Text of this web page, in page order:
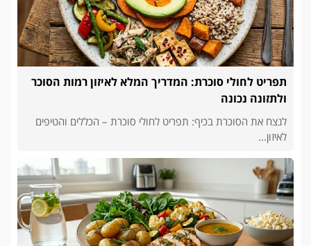
תפריט לחולי סוכרת: המדריך המלא לאיזון רמות הסוכר
ולתזונה נכונה
לנצח את הסוכרת בכיף: תפריט לחולי סוכרת – הכללים והטיפים
לאיזון...